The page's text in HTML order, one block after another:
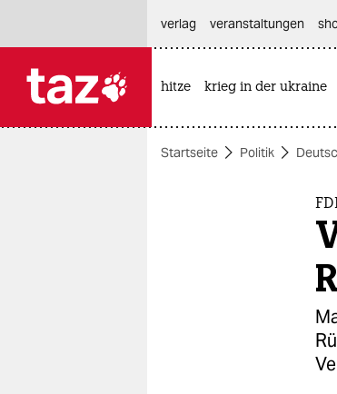
themen
verlag
veranstaltungen
hitze krieg in der ukraine
Startseite Politik